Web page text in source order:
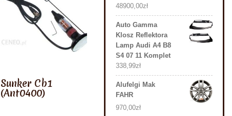
Sunker Cb1
(Ant0400)
48900,00zł
Auto Gamma
Klosz Reflektora
Lamp Audi A4 B8
S4 07 11 Komplet
338,99zł
Alufelgi Mak
FAHR
970,00zł